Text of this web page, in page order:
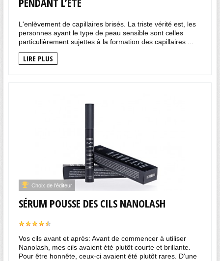
L'enlèvement de capillaires brisés. La triste vérité est, les
personnes ayant le type de peau sensible sont celles
particulièrement sujettes à la formation des capillaires ...
LIRE PLUS
Choix de l'éditeur
SÉRUM POUSSE DES CILS NANOLASH
Vos cils avant et après: Avant de commencer à utiliser
Nanolash, mes cils avaient été plutôt courte et brillante.
Pour être honnête, ceux-ci avaient été plutôt rares. D'une